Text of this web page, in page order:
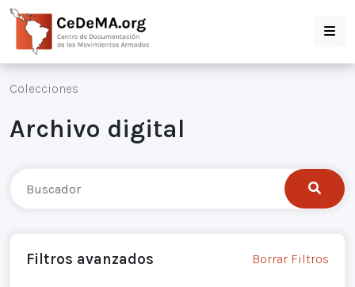
Colecciones
Archivo digital
Filtros avanzados Borrar Filtros